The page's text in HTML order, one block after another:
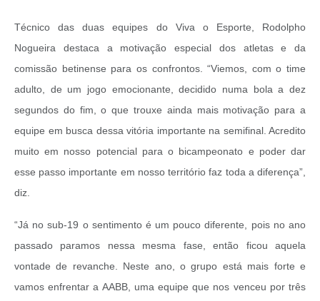
Técnico das duas equipes do Viva o Esporte, Rodolpho
Nogueira destaca a motivação especial dos atletas e da
comissão betinense para os confrontos. “Viemos, com o time
adulto, de um jogo emocionante, decidido numa bola a dez
segundos do fim, o que trouxe ainda mais motivação para a
equipe em busca dessa vitória importante na semifinal. Acredito
muito em nosso potencial para o bicampeonato e poder dar
esse passo importante em nosso território faz toda a diferença”,
diz.
“Já no sub-19 o sentimento é um pouco diferente, pois no ano
passado paramos nessa mesma fase, então ficou aquela
vontade de revanche. Neste ano, o grupo está mais forte e
vamos enfrentar a AABB, uma equipe que nos venceu por três